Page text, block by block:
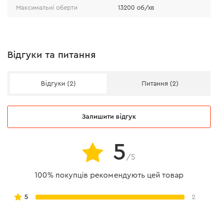
Підходить для сухого і мокрого шліфування. Не
Максимальні оберти 13200 об/хв
Відгуки та питання
Відгуки (2) Питання (2)
Залишити відгук
5 /5
100% покупців рекомендують цей товар
5 2